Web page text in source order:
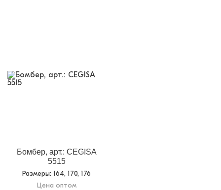
Бомбер, арт.: CEGISA
5515
Размеры: 164, 170, 176
Цена оптом